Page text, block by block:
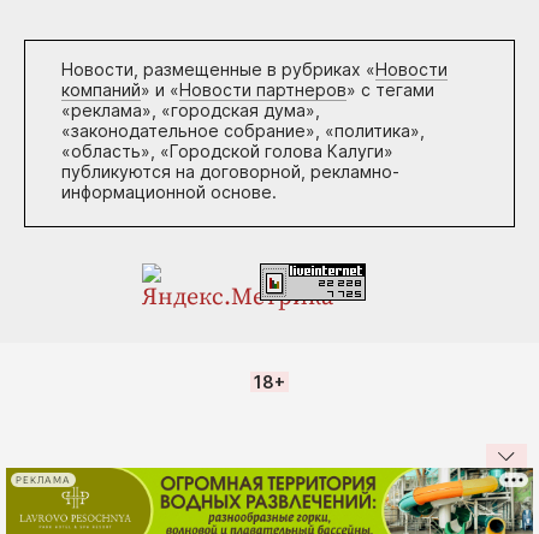
Новости, размещенные в рубриках «Новости
компаний» и «Новости партнеров» с тегами
«реклама», «городская дума»,
«законодательное собрание», «политика»,
«область», «Городской голова Калуги»
публикуются на договорной, рекламно-
информационной основе.
18+
РЕКЛАМА